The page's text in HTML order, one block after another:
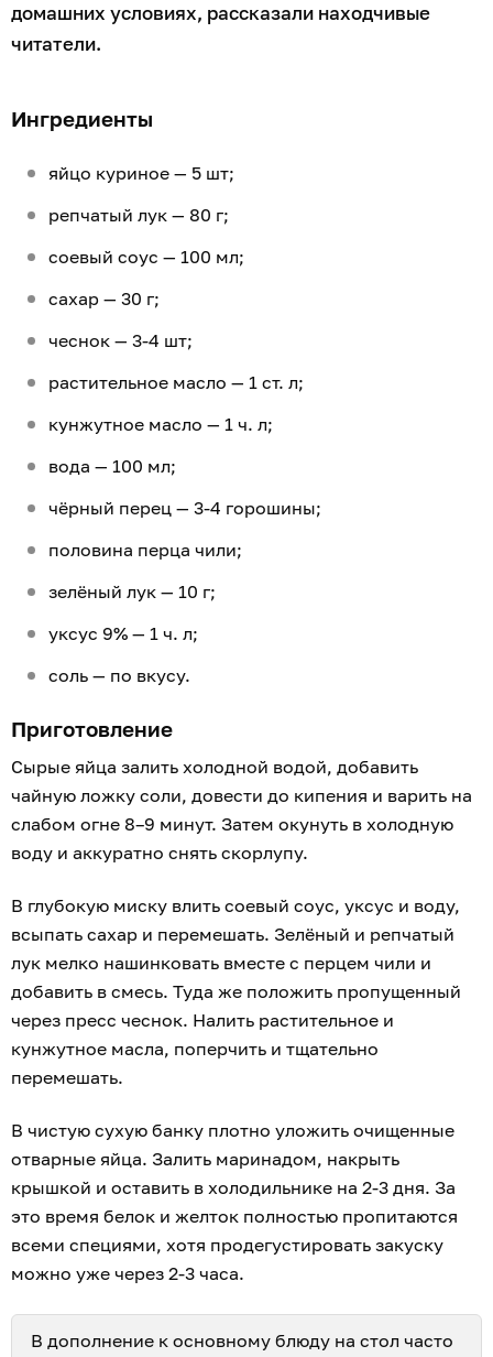
домашних условиях, рассказали находчивые
читатели.
Ингредиенты
яйцо куриное — 5 шт;
репчатый лук — 80 г;
соевый соус — 100 мл;
сахар — 30 г;
чеснок — 3-4 шт;
растительное масло — 1 ст. л;
кунжутное масло — 1 ч. л;
вода — 100 мл;
чёрный перец — 3-4 горошины;
половина перца чили;
зелёный лук — 10 г;
уксус 9% — 1 ч. л;
соль — по вкусу.
Приготовление
Сырые яйца залить холодной водой, добавить
чайную ложку соли, довести до кипения и варить на
слабом огне 8–9 минут. Затем окунуть в холодную
воду и аккуратно снять скорлупу.
В глубокую миску влить соевый соус, уксус и воду,
всыпать сахар и перемешать. Зелёный и репчатый
лук мелко нашинковать вместе с перцем чили и
добавить в смесь. Туда же положить пропущенный
через пресс чеснок. Налить растительное и
кунжутное масла, поперчить и тщательно
перемешать.
В чистую сухую банку плотно уложить очищенные
отварные яйца. Залить маринадом, накрыть
крышкой и оставить в холодильнике на 2-3 дня. За
это время белок и желток полностью пропитаются
всеми специями, хотя продегустировать закуску
можно уже через 2-3 часа.
В дополнение к основному блюду на стол часто